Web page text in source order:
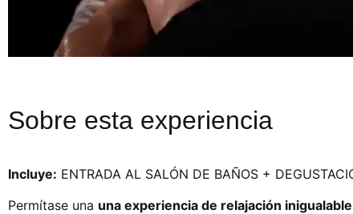
Sobre esta experiencia
Incluye: ENTRADA AL SALÓN DE BAÑOS +
Permítase una una experiencia de relajación inigualable